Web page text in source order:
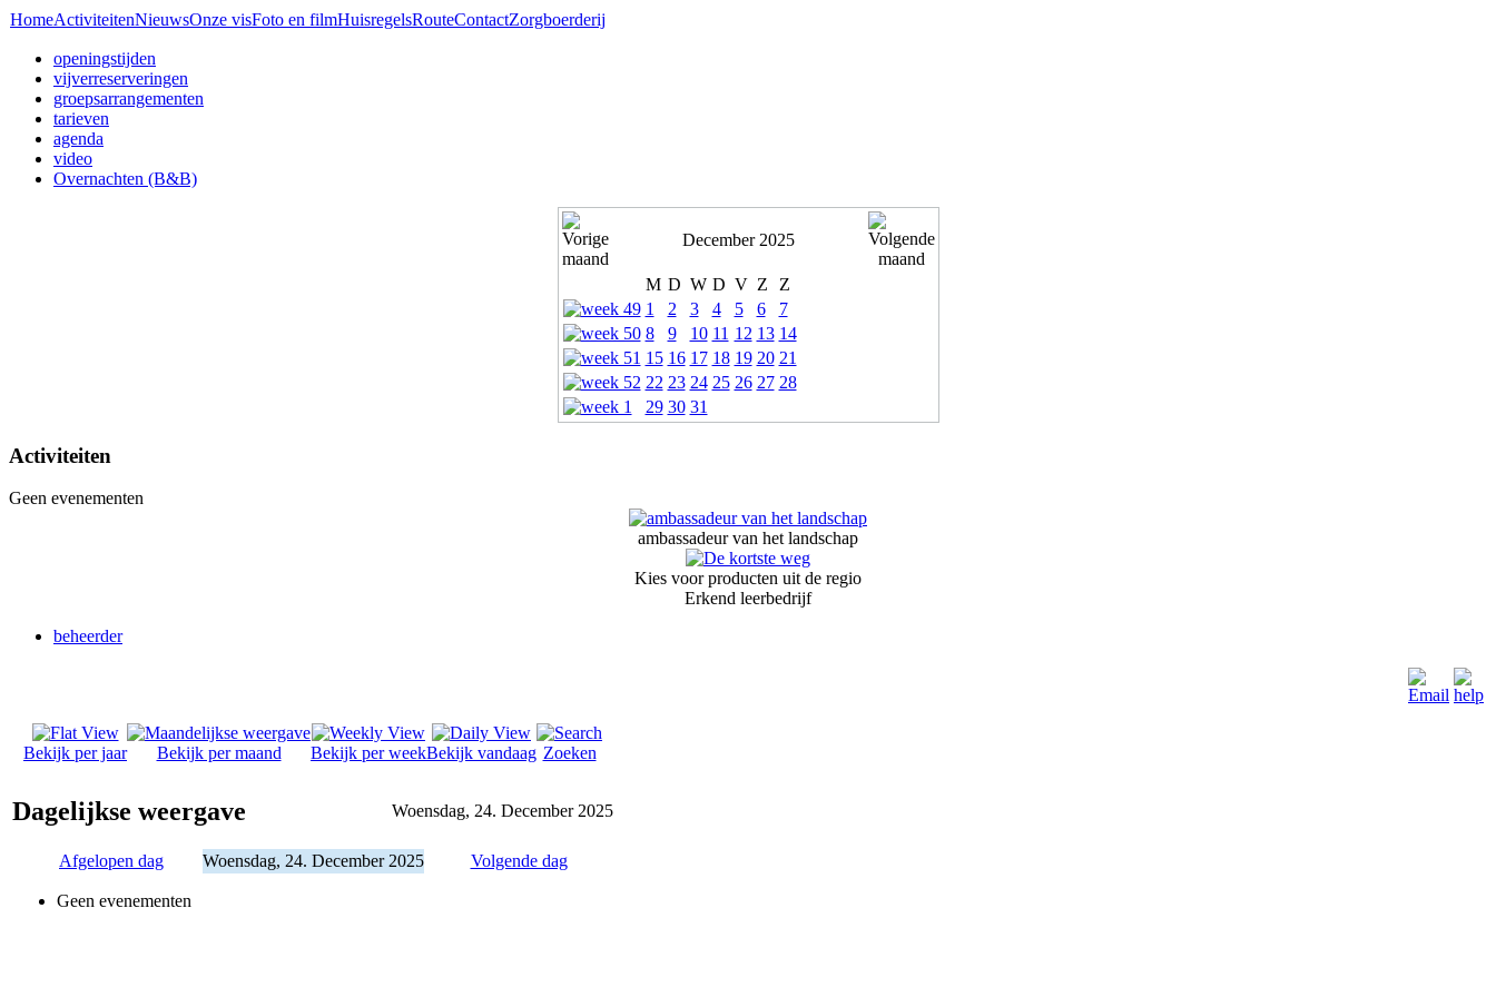
HomeActiviteitenNieuwsOnze visFoto en filmHuisregelsRouteContactZorgboerderij
openingstijden
vijverreserveringen
groepsarrangementen
tarieven
agenda
video
Overnachten (B&B)
December 2025
M D W D V Z
Z
1
2 3 4 5 6
7
8
9 10 11 12 13 14
15 16 17 18 19 20 21
22 23 24 25 26 27 28
29 30 31
Activiteiten
Geen evenementen
ambassadeur van het landschap
Kies voor producten uit de regio
Erkend leerbedrijf
beheerder
Bekijk per jaar Bekijk per maand Bekijk per weekBekijk vandaag Zoeken
Dagelijkse weergave Woensdag, 24. December 2025
Afgelopen dag Woensdag, 24. December 2025 Volgende dag
Geen evenementen